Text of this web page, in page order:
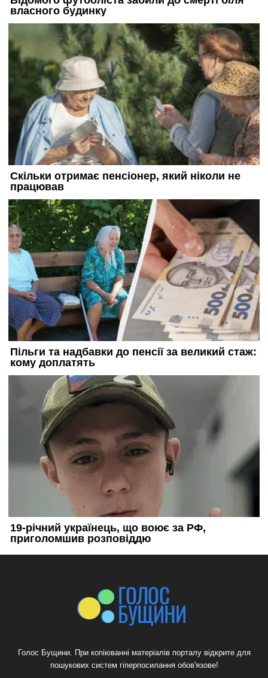
Голос Бущини. При копіюванні матеріалів порталу відкрите для
пошукових систем гіперпосилання обов'язове!